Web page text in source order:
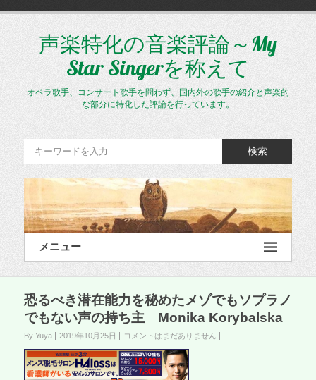
ス
声楽特化の音楽評論～My
Star Singerを称えて
オペラ歌手、コンサート歌手を問わず、国内外の歌手の紹介と声楽的
な部分に特化した評論を行っています。
検索
メニュー
恐るべき潜在能力を秘めたメゾでもソプラノ
でもない声の持ち主 Monika Korybalska
By Yuya 2019年10月25日 コメントはまだありません